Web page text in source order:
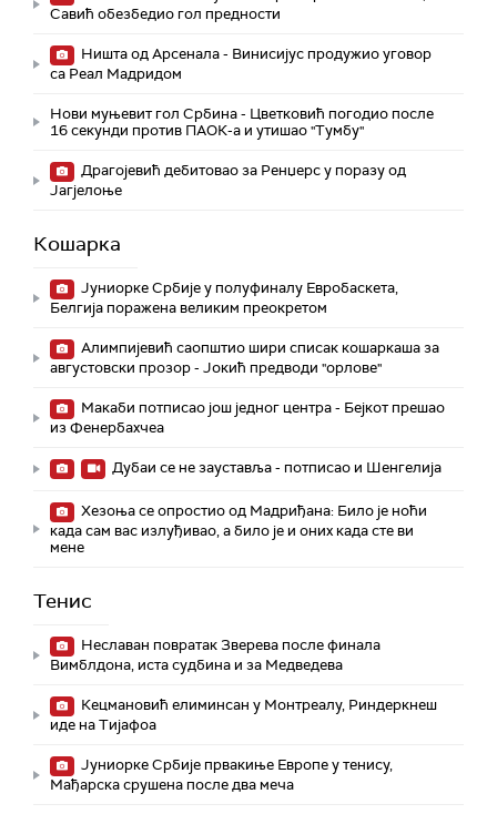
Савић обезбедио гол предности
Ништа од Арсенала - Винисијус продужио уговор
са Реал Мадридом
Нови муњевит гол Србина - Цветковић погодио после
16 секунди против ПАОК-а и утишао "Тумбу"
Драгојевић дебитовао за Ренџерс у поразу од
Јагјелоње
Кошарка
Јуниорке Србије у полуфиналу Евробаскета,
Белгија поражена великим преокретом
Алимпијевић саопштио шири списак кошаркаша за
августовски прозор - Јокић предводи "орлове"
Макаби потписао још једног центра - Бејкот прешао
из Фенербахчеа
Дубаи се не зауставља - потписао и Шенгелија
Хезоња се опростио од Мадриђана: Било је ноћи
када сам вас излуђивао, а било је и оних када сте ви
мене
Тенис
Неславан повратак Зверева после финала
Вимблдона, иста судбина и за Медведева
Кецмановић елиминсан у Монтреалу, Риндеркнеш
иде на Тијафоа
Јуниорке Србије првакиње Европе у тенису,
Мађарска срушена после два меча